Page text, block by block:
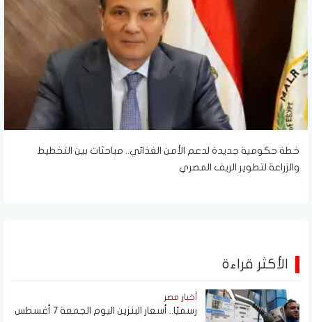
خطة حكومية جديدة لدعم الأمن الغذائي.. مباحثات بين التخطيط
والزراعة لتطوير الريف المصري
الأكثر قراءة
أخبار مصر
رسميًا.. أسعار البنزين اليوم الجمعة 7 أغسطس